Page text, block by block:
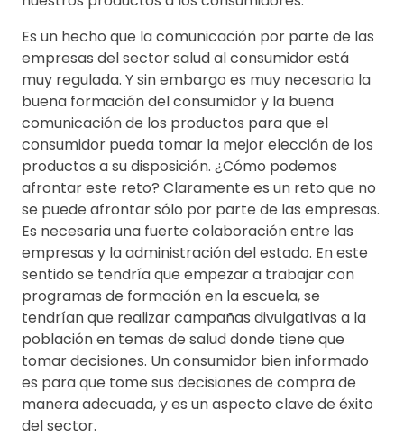
Es un hecho que la comunicación por parte de las
empresas del sector salud al consumidor está
muy regulada. Y sin embargo es muy necesaria la
buena formación del consumidor y la buena
comunicación de los productos para que el
consumidor pueda tomar la mejor elección de los
productos a su disposición. ¿Cómo podemos
afrontar este reto? Claramente es un reto que no
se puede afrontar sólo por parte de las empresas.
Es necesaria una fuerte colaboración entre las
empresas y la administración del estado. En este
sentido se tendría que empezar a trabajar con
programas de formación en la escuela, se
tendrían que realizar campañas divulgativas a la
población en temas de salud donde tiene que
tomar decisiones. Un consumidor bien informado
es para que tome sus decisiones de compra de
manera adecuada, y es un aspecto clave de éxito
del sector.